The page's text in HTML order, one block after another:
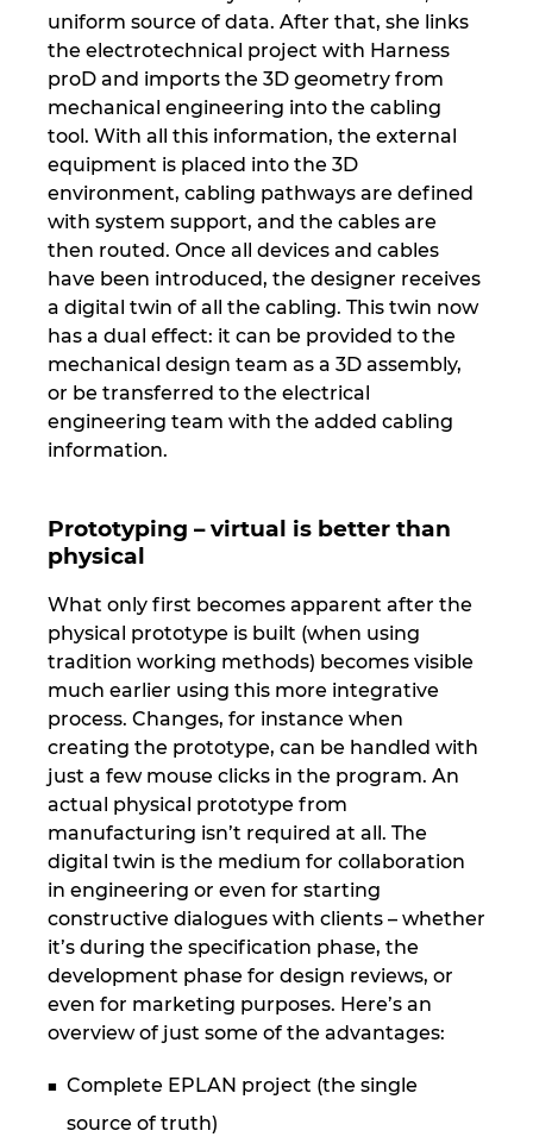
uniform source of data. After that, she links
the electrotechnical project with Harness
proD and imports the 3D geometry from
mechanical engineering into the cabling
tool. With all this information, the external
equipment is placed into the 3D
environment, cabling pathways are defined
with system support, and the cables are
then routed. Once all devices and cables
have been introduced, the designer receives
a digital twin of all the cabling. This twin now
has a dual effect: it can be provided to the
mechanical design team as a 3D assembly,
or be transferred to the electrical
engineering team with the added cabling
information.
Prototyping – virtual is better than
physical
What only first becomes apparent after the
physical prototype is built (when using
tradition working methods) becomes visible
much earlier using this more integrative
process. Changes, for instance when
creating the prototype, can be handled with
just a few mouse clicks in the program. An
actual physical prototype from
manufacturing isn’t required at all. The
digital twin is the medium for collaboration
in engineering or even for starting
constructive dialogues with clients – whether
it’s during the specification phase, the
development phase for design reviews, or
even for marketing purposes. Here’s an
overview of just some of the advantages:
Complete EPLAN project (the single
source of truth)
Slovenia
South Africa
South Korea
Spain
Sweden
Switzerland
Thailand
Ukraine
United Arab Emirates
United Kingdom
United States